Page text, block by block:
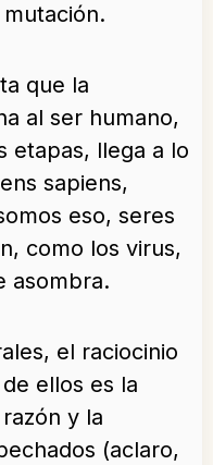
que la
al ser humano,
etapas, llega a lo
sapiens,
eso, seres
como los virus,
asombra.
el raciocinio
ellos es la
y la
(aclaro,